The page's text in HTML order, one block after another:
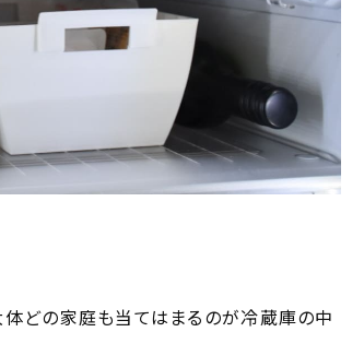
どの家庭も当てはまるのが冷蔵庫の中